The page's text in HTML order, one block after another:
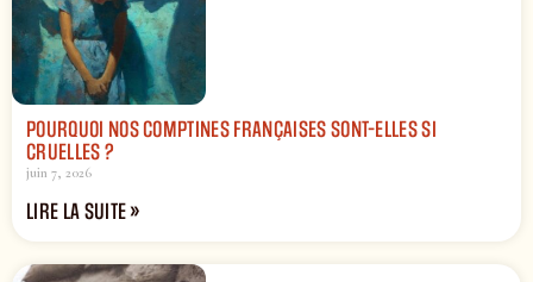
POURQUOI NOS COMPTINES FRANÇAISES SONT-ELLES SI
CRUELLES ?
juin 7, 2026
LIRE LA SUITE »